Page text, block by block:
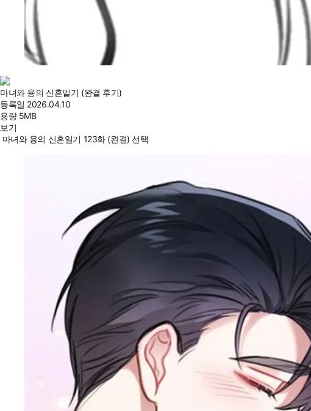
마녀와 용의 신혼일기 (완결 후기)
등록일 2026.04.10
용량 5MB
보기
마녀와 용의 신혼일기 123화 (완결) 선택